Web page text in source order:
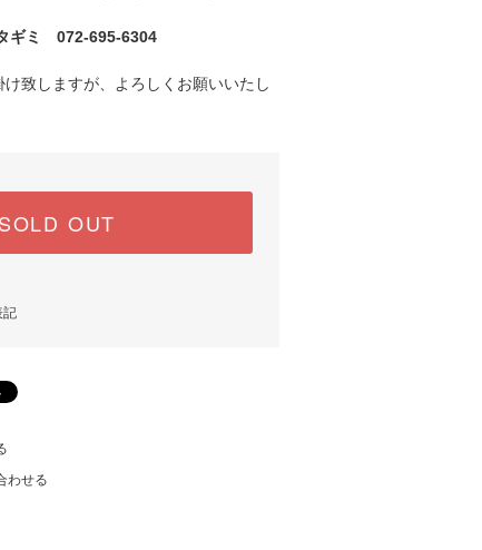
ギミ 072-695-6304
致しますが、よろしくお願いいたし
SOLD OUT
記
わせる